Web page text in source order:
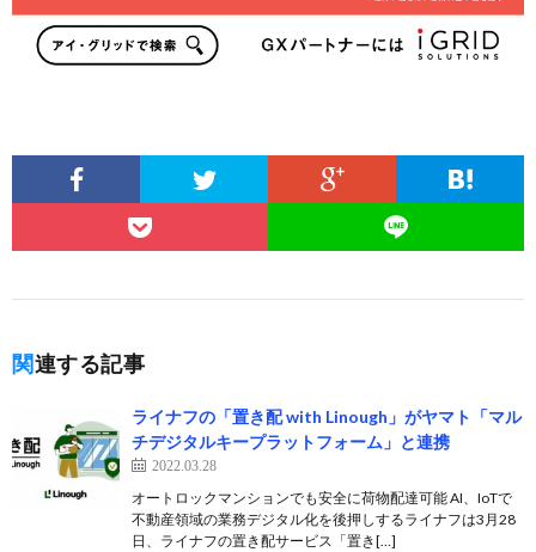
関連する記事
ライナフの「置き配 with Linough」がヤマト「マル
チデジタルキープラットフォーム」と連携
2022.03.28
オートロックマンションでも安全に荷物配達可能 AI、IoTで
不動産領域の業務デジタル化を後押しするライナフは3月28
日、ライナフの置き配サービス「置き[…]